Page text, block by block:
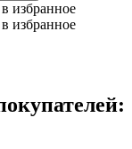
избранное
избранное